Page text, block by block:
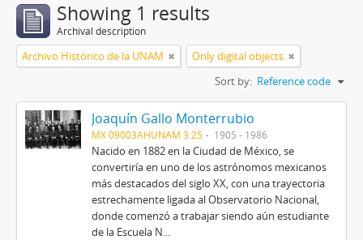
Showing 1 results
Archival description
Archivo Histórico de la UNAM
Only digital objects
Sort by: Reference code
Joaquín Gallo Monterrubio
MX 09003AHUNAM 3.25 1905 - 1986
Nacido en 1882 en la Ciudad de México, se
convertiría en uno de los astrónomos mexicanos
más destacados del siglo XX, con una trayectoria
estrechamente ligada al Observatorio Nacional,
donde comenzó a trabajar siendo aún estudiante
de la Escuela N...